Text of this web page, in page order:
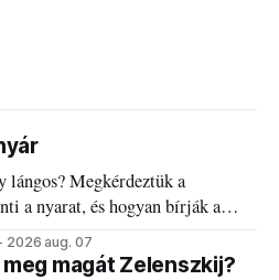
lángos? Megkérdeztük a
a nyarat, és hogyan bírják a
2026 aug. 07
magát Zelenszkij?